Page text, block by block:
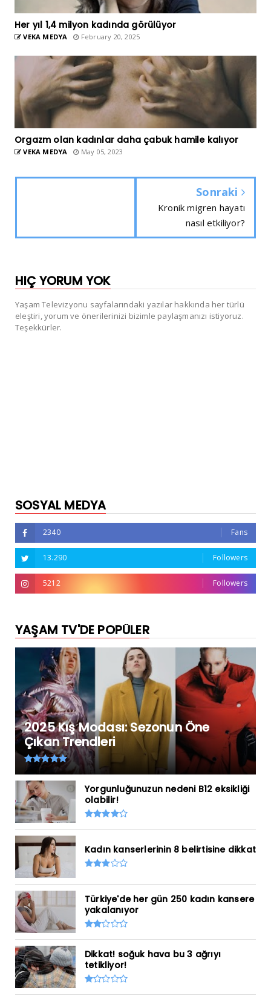
Her yıl 1,4 milyon kadında görülüyor
VEKA MEDYA February 20, 2025
Orgazm olan kadınlar daha çabuk hamile kalıyor
VEKA MEDYA May 05, 2023
Sonraki
Kronik migren hayatı
nasıl etkiliyor?
HIÇ YORUM YOK
Yaşam Televizyonu sayfalarındaki yazılar hakkında her türlü
eleştiri, yorum ve önerilerinizi bizimle paylaşmanızı istiyoruz.
Teşekkürler.
SOSYAL MEDYA
2340 Fans
13.290 Followers
5212 Followers
YAŞAM TV'DE POPÜLER
2025 Kış Modası: Sezonun Öne
Çıkan Trendleri
Yorgunluğunuzun nedeni B12 eksikliği
olabilir!
Kadın kanserlerinin 8 belirtisine dikkat
Türkiye'de her gün 250 kadın kansere
yakalanıyor
Dikkat! soğuk hava bu 3 ağrıyı
tetikliyor!